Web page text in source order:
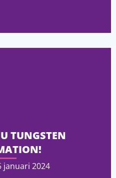
TUNGSTEN
januari 2024